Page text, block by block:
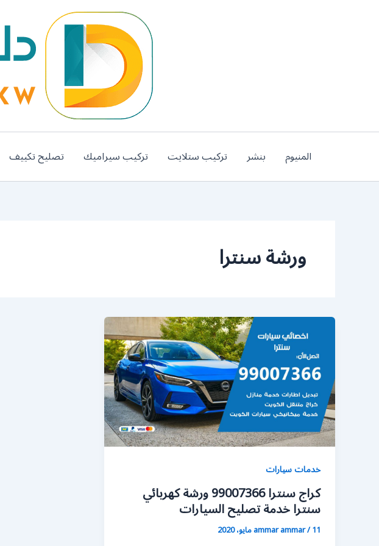
المنيوم بنشر تركيب ستلايت تركيب سيراميك تصليح تكييف
ورشة سنترا
خدمات سيارات
كراج سنترا 99007366 ورشة كهربائي
سنترا خدمة تصليح السيارات
ammar ammar/11 مايو، 2020